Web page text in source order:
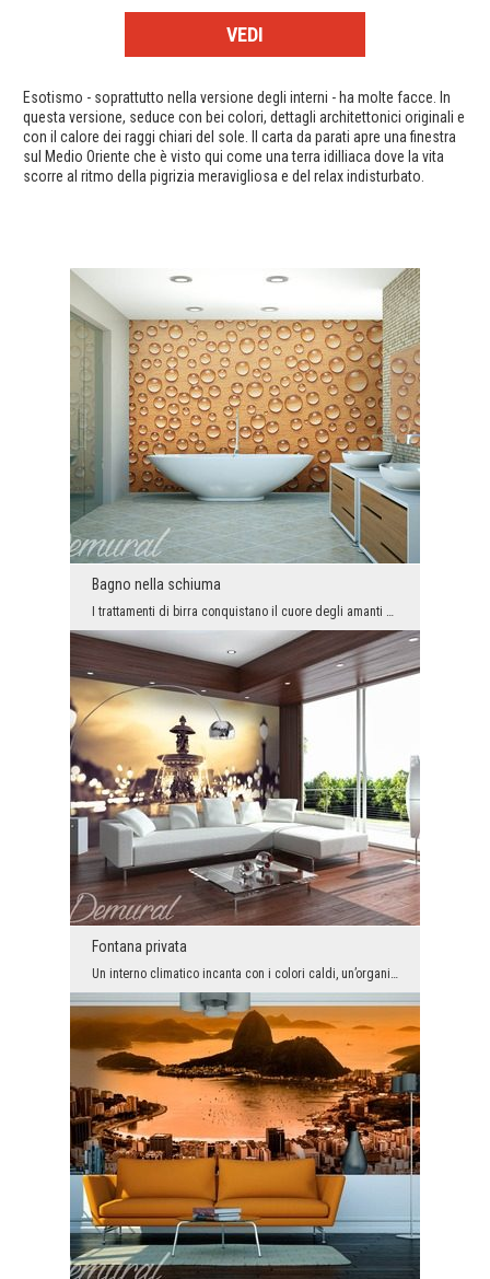
VEDI
Esotismo - soprattutto nella versione degli interni - ha molte facce. In
questa versione, seduce con bei colori, dettagli architettonici originali e
con il calore dei raggi chiari del sole. Il carta da parati apre una finestra
sul Medio Oriente che è visto qui come una terra idilliaca dove la vita
scorre al ritmo della pigrizia meravigliosa e del relax indisturbato.
Bagno nella schiuma
I trattamenti di birra conquistano il cuore degli amanti di Wellness & SPA. I più popolari sono i...
Fontana privata
Un interno climatico incanta con i colori caldi, un’organizzazione spaziosa e design riflessivo. ...